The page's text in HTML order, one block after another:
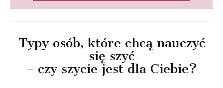
Typy osób, które chcą nauczyć
się szyć
– czy szycie jest dla Ciebie?